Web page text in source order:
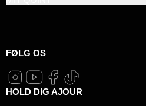
FØLG OS
HOLD DIG AJOUR